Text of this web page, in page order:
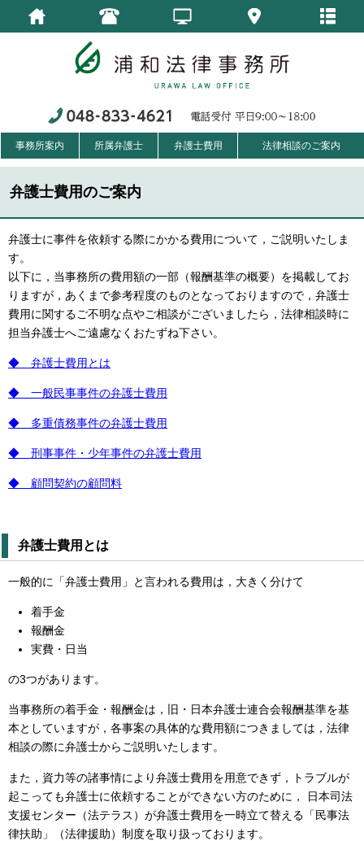
事務所案内 所属弁護士 弁護士費用 法律相談のご案内
弁護士費用のご案内
弁護士に事件を依頼する際にかかる費用について，ご説明いたしま
す。
以下に，当事務所の費用額の一部（報酬基準の概要）を掲載してお
りますが，あくまで参考程度のものとなっておりますので，弁護士
費用に関するご不明な点やご相談がございましたら，法律相談時に
担当弁護士へご遠慮なくおたずね下さい。
◆ 弁護士費用とは
◆ 一般民事事件の弁護士費用
◆ 多重債務事件の弁護士費用
◆ 刑事事件・少年事件の弁護士費用
◆ 顧問契約の顧問料
弁護士費用とは
一般的に「弁護士費用」と言われる費用は，大きく分けて
着手金
報酬金
実費・日当
の3つがあります。
当事務所の着手金・報酬金は，旧・日本弁護士連合会報酬基準を基
本としていますが，各事案の具体的な費用額につきましては，法律
相談の際に弁護士からご説明いたします。
また，資力等の諸事情により弁護士費用を用意できず，トラブルが
起こっても弁護士に依頼することができない方のために， 日本司法
支援センター（法テラス）が弁護士費用を一時立て替える「民事法
律扶助」（法律援助）制度を取り扱っております。